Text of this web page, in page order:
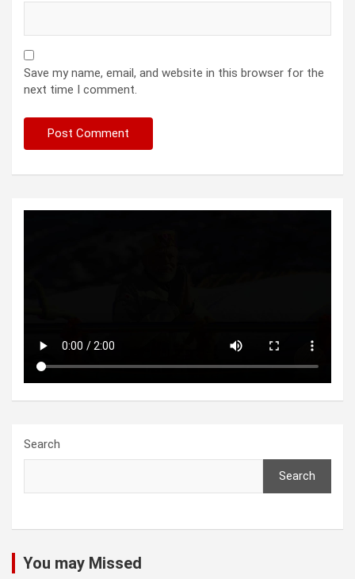
Save my name, email, and website in this browser for the
next time I comment.
Search
Search
You may Missed